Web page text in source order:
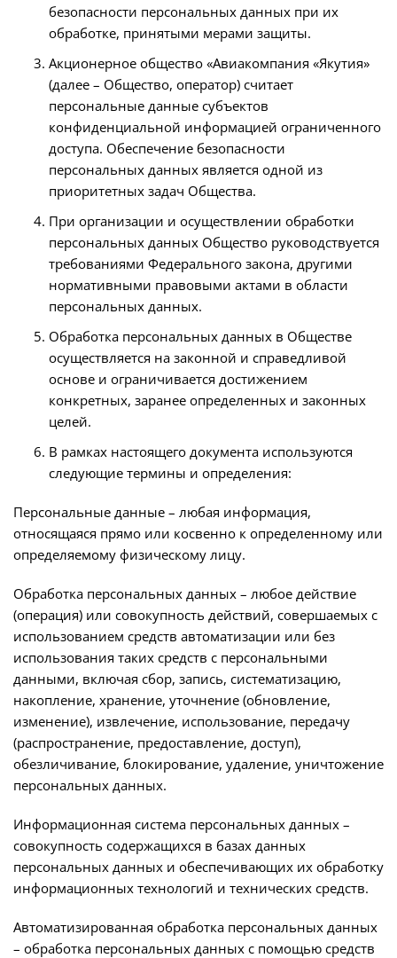
безопасности персональных данных при их
обработке, принятыми мерами защиты.
Акционерное общество «Авиакомпания «Якутия»
(далее – Общество, оператор) считает
персональные данные субъектов
конфиденциальной информацией ограниченного
доступа. Обеспечение безопасности
персональных данных является одной из
приоритетных задач Общества.
При организации и осуществлении обработки
персональных данных Общество руководствуется
требованиями Федерального закона, другими
нормативными правовыми актами в области
персональных данных.
Обработка персональных данных в Обществе
осуществляется на законной и справедливой
основе и ограничивается достижением
конкретных, заранее определенных и законных
целей.
В рамках настоящего документа используются
следующие термины и определения:
Персональные данные – любая информация,
относящаяся прямо или косвенно к определенному или
определяемому физическому лицу.
Обработка персональных данных – любое действие
(операция) или совокупность действий, совершаемых с
использованием средств автоматизации или без
использования таких средств с персональными
данными, включая сбор, запись, систематизацию,
накопление, хранение, уточнение (обновление,
изменение), извлечение, использование, передачу
(распространение, предоставление, доступ),
обезличивание, блокирование, удаление, уничтожение
персональных данных.
Информационная система персональных данных –
совокупность содержащихся в базах данных
персональных данных и обеспечивающих их обработку
информационных технологий и технических средств.
Автоматизированная обработка персональных данных
– обработка персональных данных с помощью средств